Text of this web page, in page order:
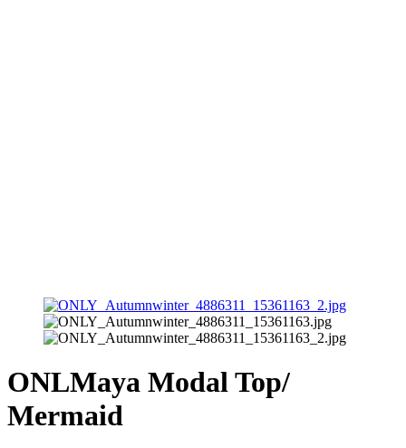
ONLMaya Modal Top/
Mermaid